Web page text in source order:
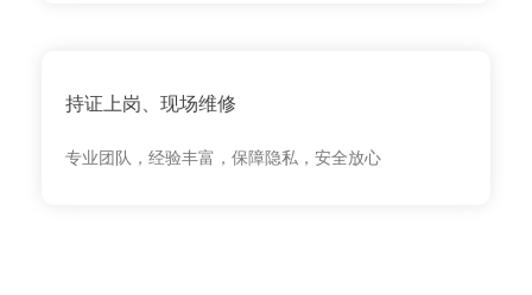
持证上岗、现场维修
专业团队，经验丰富，保障隐私，安全放心